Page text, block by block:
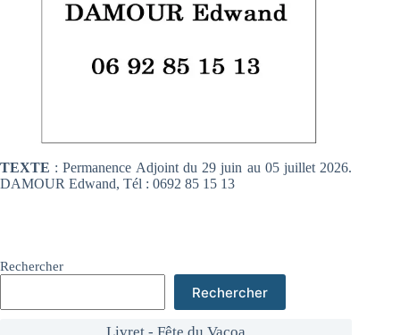
TEXTE : Permanence Adjoint du 29 juin au 05 juillet 2026.
DAMOUR Edwand, Tél : 0692 85 15 13
Rechercher
Rechercher